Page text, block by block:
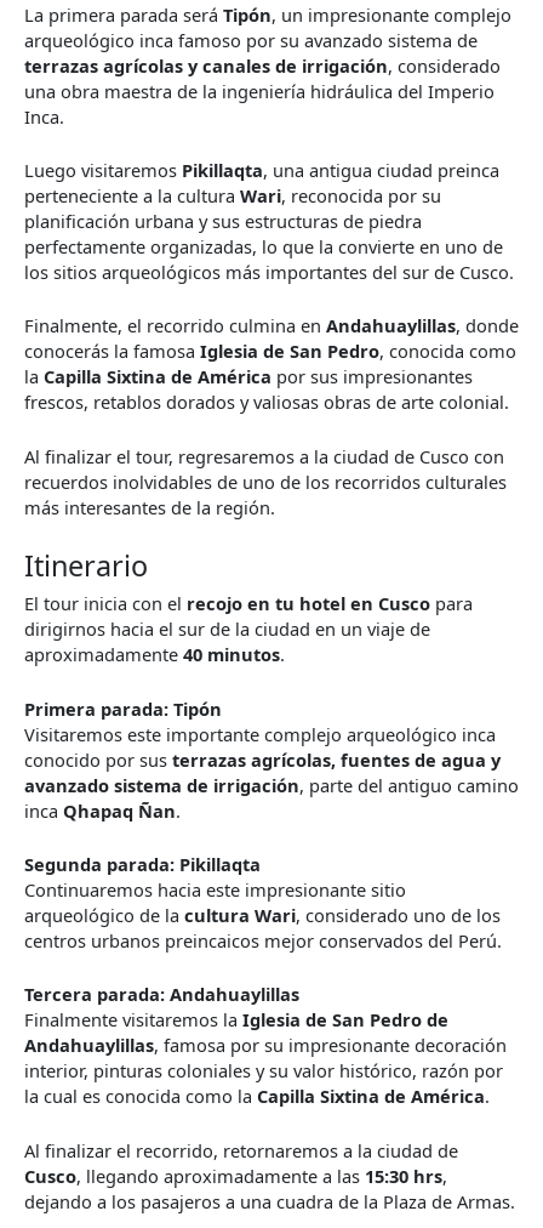
La primera parada será Tipón, un impresionante complejo
arqueológico inca famoso por su avanzado sistema de
terrazas agrícolas y canales de irrigación, considerado
una obra maestra de la ingeniería hidráulica del Imperio
Inca.
Luego visitaremos Pikillaqta, una antigua ciudad preinca
perteneciente a la cultura Wari, reconocida por su
planificación urbana y sus estructuras de piedra
perfectamente organizadas, lo que la convierte en uno de
los sitios arqueológicos más importantes del sur de Cusco.
Finalmente, el recorrido culmina en Andahuaylillas, donde
conocerás la famosa Iglesia de San Pedro, conocida como
la Capilla Sixtina de América por sus impresionantes
frescos, retablos dorados y valiosas obras de arte colonial.
Al finalizar el tour, regresaremos a la ciudad de Cusco con
recuerdos inolvidables de uno de los recorridos culturales
más interesantes de la región.
Itinerario
El tour inicia con el recojo en tu hotel en Cusco para
dirigirnos hacia el sur de la ciudad en un viaje de
aproximadamente 40 minutos.
Primera parada: Tipón
Visitaremos este importante complejo arqueológico inca
conocido por sus terrazas agrícolas, fuentes de agua y
avanzado sistema de irrigación, parte del antiguo camino
inca Qhapaq Ñan.
Segunda parada: Pikillaqta
Continuaremos hacia este impresionante sitio
arqueológico de la cultura Wari, considerado uno de los
centros urbanos preincaicos mejor conservados del Perú.
Tercera parada: Andahuaylillas
Finalmente visitaremos la Iglesia de San Pedro de
Andahuaylillas, famosa por su impresionante decoración
interior, pinturas coloniales y su valor histórico, razón por
la cual es conocida como la Capilla Sixtina de América.
Al finalizar el recorrido, retornaremos a la ciudad de
Cusco, llegando aproximadamente a las 15:30 hrs,
dejando a los pasajeros a una cuadra de la Plaza de Armas.